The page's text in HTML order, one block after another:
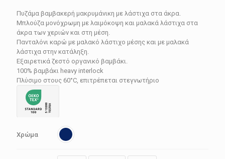
price
was:
154.80€.
τρέχουσα
τιμή
είναι:
Πυζάμα βαμβακερή μακρυμάνικη με λάστιχα στα άκρα.
Μπλούζα μονόχρωμη με λαιμόκοψη και μαλακά λάστιχα στα
άκρα των χεριών και στη μέση.
Πανταλόνι καρώ με μαλακό λάστιχο μέσης και με μαλακά
λάστιχα στην κατάληξη.
Εξαιρετικά ζεστό οργανικό βαμβάκι.
100% βαμβάκι heavy interlock
Πλύσιμο στους 60°C, επιτρέπεται στεγνωτήριο
Χρώμα